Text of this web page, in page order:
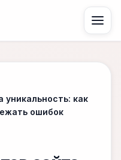
уникальность: как
ошибок